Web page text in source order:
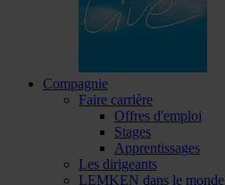
Compagnie
Faire carrière
Offres d'emploi
Stages
Apprentissages
Les dirigeants
LEMKEN dans le monde